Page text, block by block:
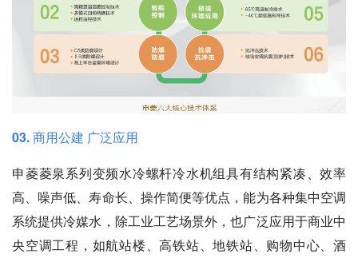
03. 商用公建 广泛应用
申菱菱泉系列变频水冷螺杆冷水机组具有结构紧凑、效率
高、噪声低、寿命长、操作简便等优点，能为各种集中空调
系统提供冷媒水，除工业工艺场景外，也广泛应用于商业中
央空调工程，如航站楼、高铁站、地铁站、购物中心、酒